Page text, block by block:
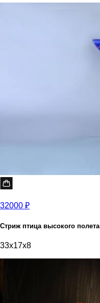
32000 ₽
Стриж птица высокого полета
33x17x8